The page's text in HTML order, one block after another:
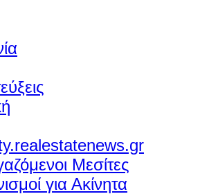
Μεσίτες
για Ακίνητα